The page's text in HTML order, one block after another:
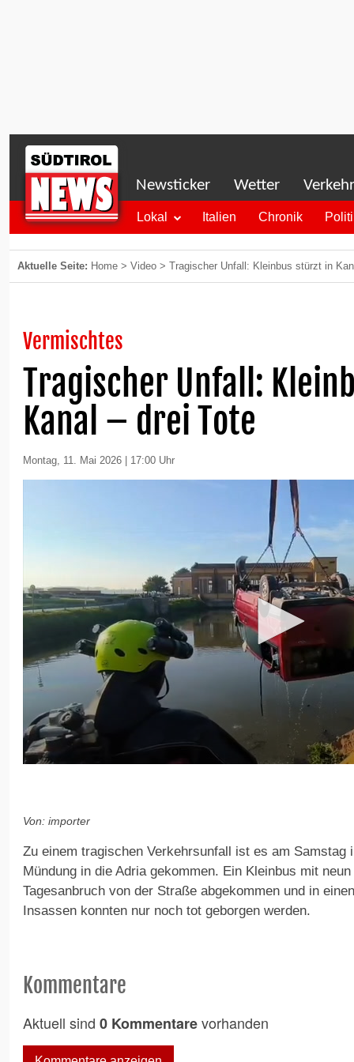
Newsticker Wetter Verkehr
Lokal Italien Chronik
Aktuelle Seite: Home > Video > Tragischer Unfall: Kleinbus stürzt in
Vermischtes
Tragischer Unfall:
Kanal – drei Tote
Montag, 11. Mai 2026 | 17:00 Uhr
o
d
s
o
f
1
m
1
e
o
Von: importer
Zu einem tragischen Verkehrsunfall ist es am Samstag
Mündung in die Adria gekommen. Ein Kleinbus mit
Tagesanbruch von der Straße abgekommen und in
Insassen konnten nur noch tot geborgen werden.
Kommentare
Aktuell sind 0 Kommentarevorhanden